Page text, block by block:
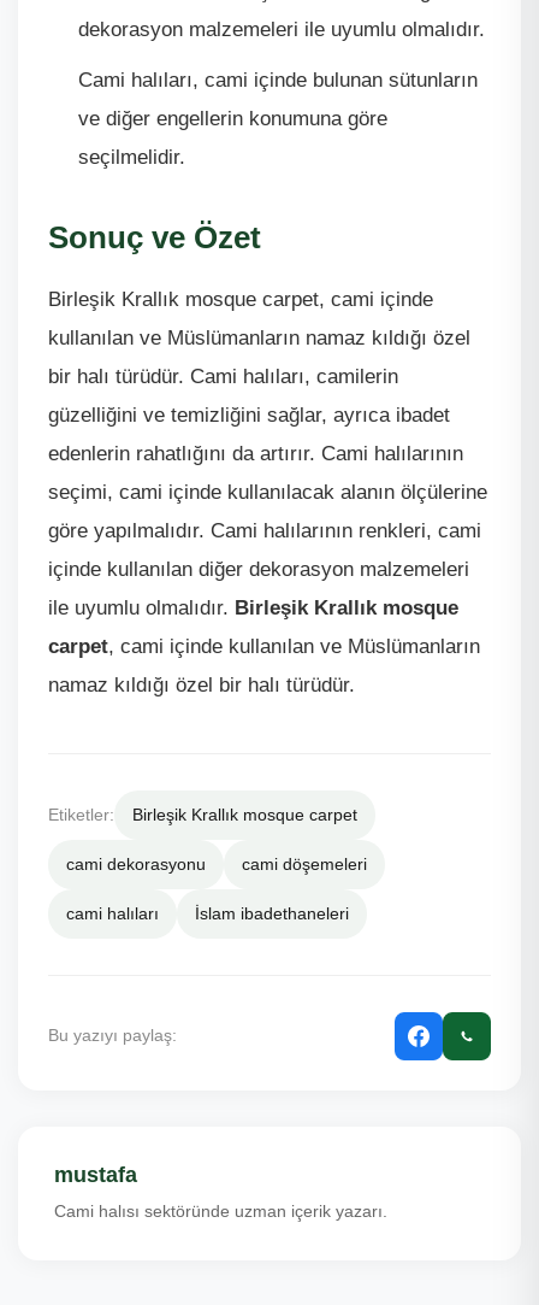
dekorasyon malzemeleri ile uyumlu olmalıdır.
Cami halıları, cami içinde bulunan sütunların
ve diğer engellerin konumuna göre
seçilmelidir.
Sonuç ve Özet
Birleşik Krallık mosque carpet, cami içinde
kullanılan ve Müslümanların namaz kıldığı özel
bir halı türüdür. Cami halıları, camilerin
güzelliğini ve temizliğini sağlar, ayrıca ibadet
edenlerin rahatlığını da artırır. Cami halılarının
seçimi, cami içinde kullanılacak alanın ölçülerine
göre yapılmalıdır. Cami halılarının renkleri, cami
içinde kullanılan diğer dekorasyon malzemeleri
ile uyumlu olmalıdır. Birleşik Krallık mosque
carpet, cami içinde kullanılan ve Müslümanların
namaz kıldığı özel bir halı türüdür.
Etiketler: Birleşik Krallık mosque carpet
cami dekorasyonu cami döşemeleri
cami halıları İslam ibadethaneleri
Bu yazıyı paylaş:
mustafa
Cami halısı sektöründe uzman içerik yazarı.